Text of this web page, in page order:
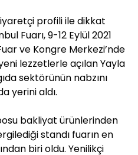
profili ile dikkat
Fuarı, 9-12 Eylül 2021
ve Kongre Merkezi’nde
lezzetlerle açılan Yayla
sektörünün nabzını
yerini aldı.
bakliyat ürünlerinden
standı fuarın en
biri oldu. Yenilikçi